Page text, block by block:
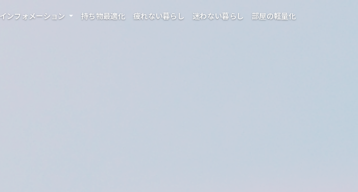
インフォメーション 持ち物最適化 疲れない暮らし 迷わない暮らし 部屋の軽量化